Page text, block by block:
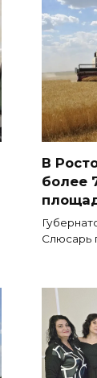
В
более
Слюсарь